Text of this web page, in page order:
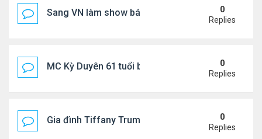
Sang VN làm show bán vé giá "trên trời"
0
Replies
MC Kỳ Duyên 61 tuổi bị soi nhan sắc khi 0
Replies
Gia đình Tiffany Trump đi nghỉ ở Spain
0
Replies